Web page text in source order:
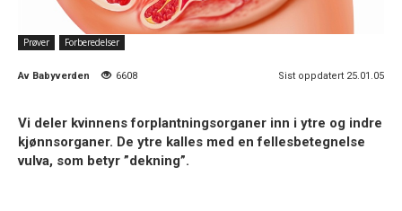
Prøver Forberedelser
Av Babyverden 6608 Sist oppdatert 25.01.05
Vi deler kvinnens forplantningsorganer inn i ytre og indre
kjønnsorganer. De ytre kalles med en fellesbetegnelse
vulva, som betyr ”dekning”.